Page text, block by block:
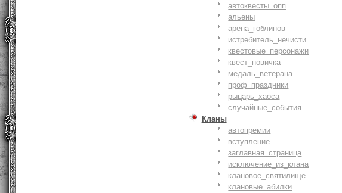
автоквесты_опп
альены
арена_гоблинов
истребитель_нечисти
квестовые_персонажи
квест_новичка
медаль_ветерана
проф_праздники
рыцарь_хаоса
случайные_события
Кланы
автопремии
вступление
заглавная_страница
исключение_из_клана
клановое_святилище
клановые_абилки